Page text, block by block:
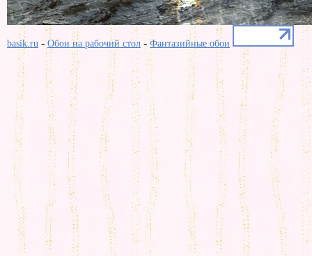
basik.ru -Обои на рабочий стол -Фантазийные обои